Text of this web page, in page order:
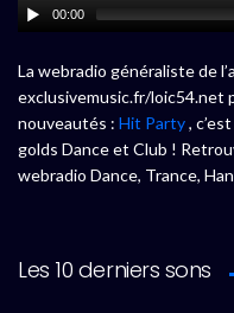
00:00
La webradio généraliste de
exclusivemusic.fr/loic54.net
nouveautés : Hit Party,
golds Dance et Club !
webradio Dance, Trance,
Les 10 derniers sons